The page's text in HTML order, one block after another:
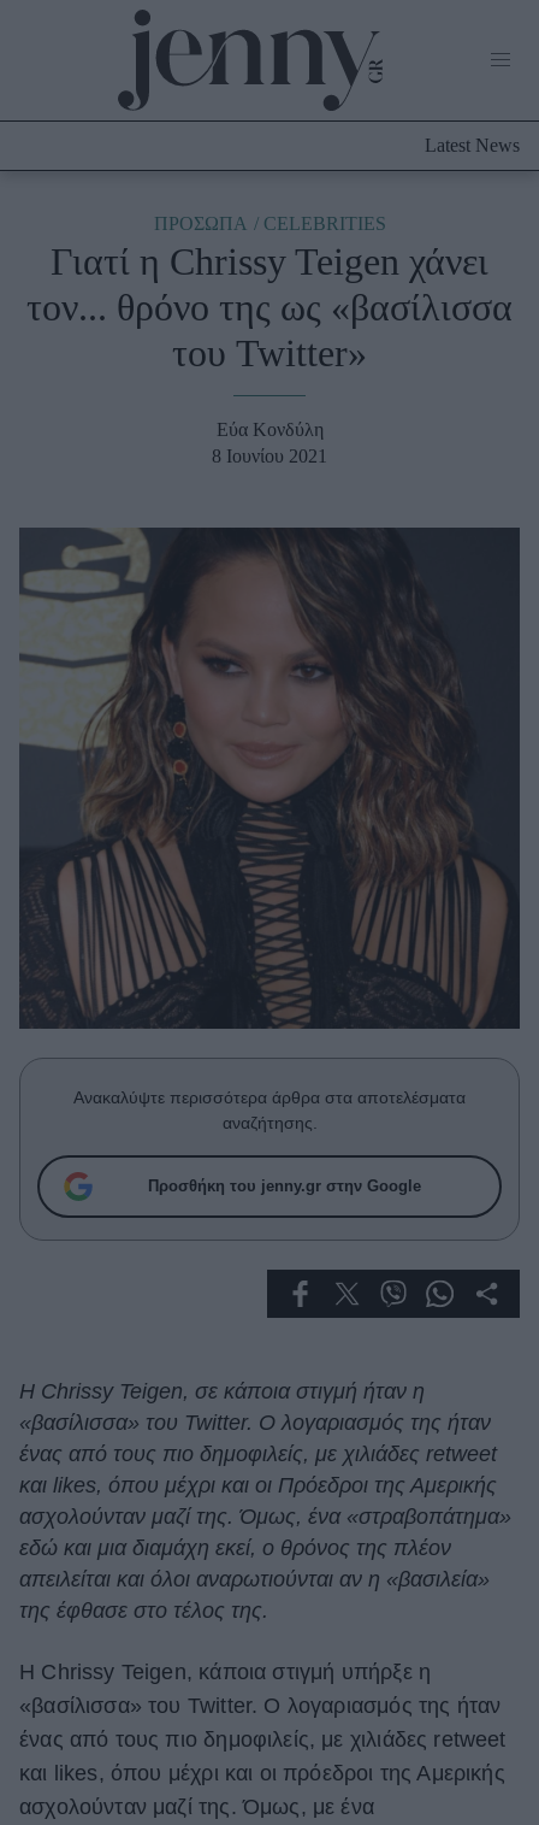
Culture
Fashion
Shopping
Beauty - Ομορφιά
Μαλλιά - Νύχια
Μακιγιάζ
Beauty News
Well being
Ψυχολογία
Υγεία + Διατροφή
Σχέσεις & Σεξ
Woman Power
Parenting
Working Girl
Real Women
Πρόσωπα
Celebrities
True Stories
Ask the Guru
Success Stories
Living
Deco
Cooking
Green
Αφιερώματα
ΒΟΞ
Χωρίς Ταμπέλες
Latest News
ΠΡΟΣΩΠΑ CELEBRITIES
Γιατί η Chrissy Teigen χάνει
τον... θρόνο της ως «βασίλισσα
του Twitter»
Εύα Κονδύλη
8 Ιουνίου 2021
Ανακαλύψτε περισσότερα άρθρα στα αποτελέσματα
αναζήτησης.
Προσθήκη του jenny.gr στην Google
Η Chrissy Teigen, σε κάποια στιγμή ήταν η
«βασίλισσα» του Twitter. Ο λογαριασμός της ήταν
ένας από τους πιο δημοφιλείς, με χιλιάδες retweet
και likes, όπου μέχρι και οι Πρόεδροι της Αμερικής
ασχολούνταν μαζί της. Όμως, ένα «στραβοπάτημα»
εδώ και μια διαμάχη εκεί, ο θρόνος της πλέον
απειλείται και όλοι αναρωτιούνται αν η «βασιλεία»
της έφθασε στο τέλος της.
Η Chrissy Teigen, κάποια στιγμή υπήρξε η
«βασίλισσα» του Twitter. Ο λογαριασμός της ήταν
ένας από τους πιο δημοφιλείς, με χιλιάδες retweet
και likes, όπου μέχρι και οι πρόεδροι της Αμερικής
ασχολούνταν μαζί της. Όμως, με ένα